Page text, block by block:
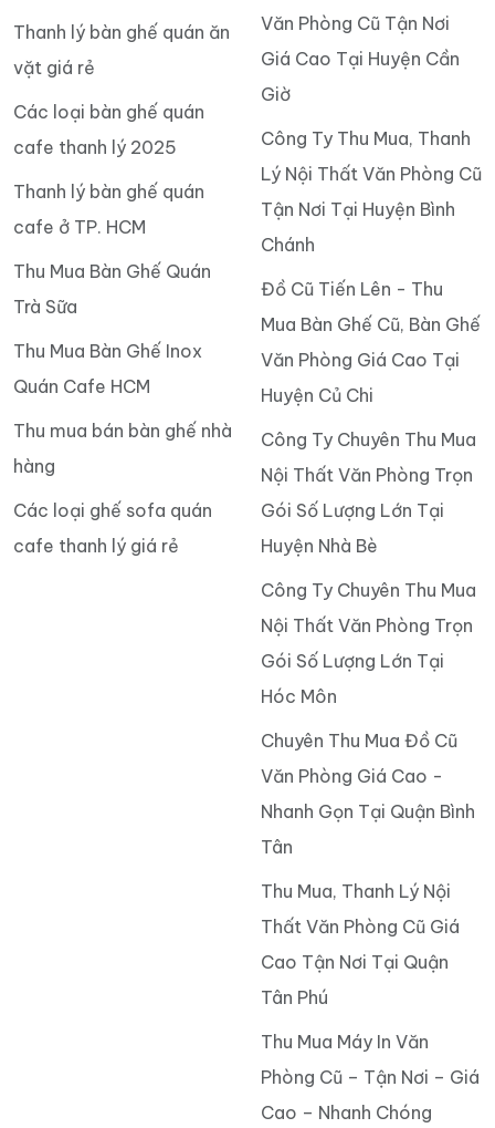
Thanh lý bàn ghế quán ăn
vặt giá rẻ
Các loại bàn ghế quán
cafe thanh lý 2025
Thanh lý bàn ghế quán
cafe ở TP. HCM
Thu Mua Bàn Ghế Quán
Trà Sữa
Thu Mua Bàn Ghế Inox
Quán Cafe HCM
Thu mua bán bàn ghế nhà
hàng
Các loại ghế sofa quán
cafe thanh lý giá rẻ
Văn Phòng Cũ Tận Nơi
Giá Cao Tại Huyện Cần
Giờ
Công Ty Thu Mua, Thanh
Lý Nội Thất Văn Phòng Cũ
Tận Nơi Tại Huyện Bình
Chánh
Đồ Cũ Tiến Lên - Thu
Mua Bàn Ghế Cũ, Bàn Ghế
Văn Phòng Giá Cao Tại
Huyện Củ Chi
Công Ty Chuyên Thu Mua
Nội Thất Văn Phòng Trọn
Gói Số Lượng Lớn Tại
Huyện Nhà Bè
Công Ty Chuyên Thu Mua
Nội Thất Văn Phòng Trọn
Gói Số Lượng Lớn Tại
Hóc Môn
Chuyên Thu Mua Đồ Cũ
Văn Phòng Giá Cao -
Nhanh Gọn Tại Quận Bình
Tân
Thu Mua, Thanh Lý Nội
Thất Văn Phòng Cũ Giá
Cao Tận Nơi Tại Quận
Tân Phú
Thu Mua Máy In Văn
Phòng Cũ – Tận Nơi – Giá
Cao – Nhanh Chóng